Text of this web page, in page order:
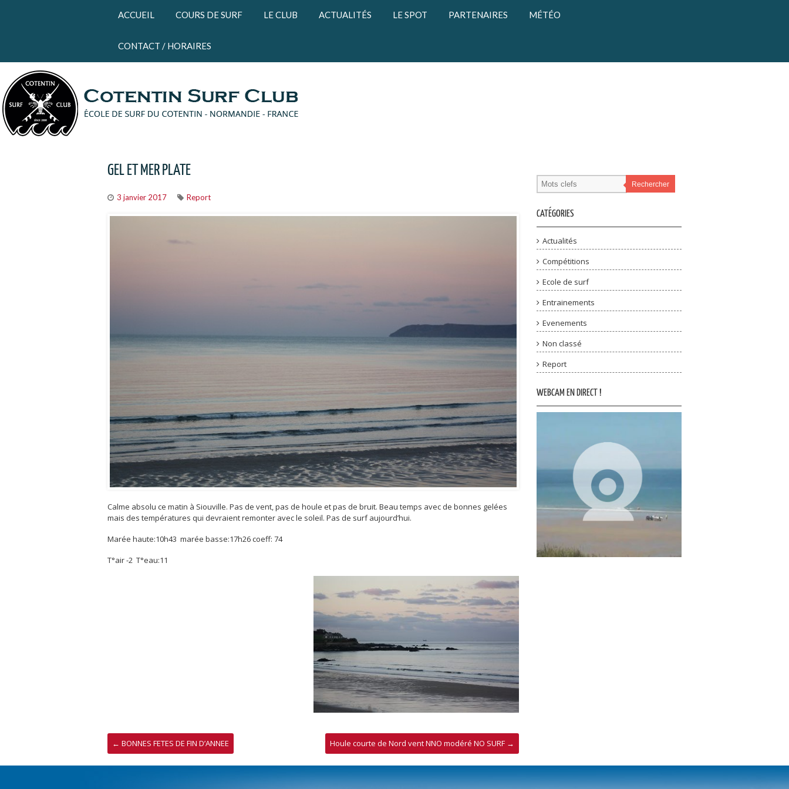
ACCUEIL COURS DE SURF LE CLUB ACTUALITÉS LE SPOT PARTENAIRES MÉTÉO
CONTACT / HORAIRES
GEL ET MER PLATE
3 janvier 2017 Report
Calme absolu ce matin à Siouville. Pas de vent, pas de houle et pas de bruit. Beau temps avec de bonnes gelées
mais des températures qui devraient remonter avec le soleil. Pas de surf aujourd’hui.
Marée haute:10h43 marée basse:17h26 coeff: 74
T°air -2 T°eau:11
← BONNES FETES DE FIN D’ANNEE Houle courte de Nord vent NNO modéré NO SURF →
Rechercher
CATÉGORIES
Actualités
Compétitions
Ecole de surf
Entrainements
Evenements
Non classé
Report
WEBCAM EN DIRECT !